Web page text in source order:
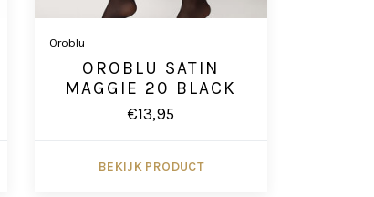
Oroblu
OROBLU SATIN
MAGGIE 20 BLACK
€13,95
BEKIJK PRODUCT